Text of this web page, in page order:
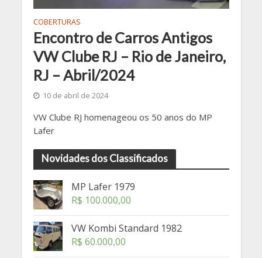
COBERTURAS
Encontro de Carros Antigos
VW Clube RJ – Rio de Janeiro,
RJ – Abril/2024
10 de abril de 2024
VW Clube RJ homenageou os 50 anos do MP
Lafer
Novidades dos Classificados
MP Lafer 1979
R$ 100.000,00
VW Kombi Standard 1982
R$ 60.000,00